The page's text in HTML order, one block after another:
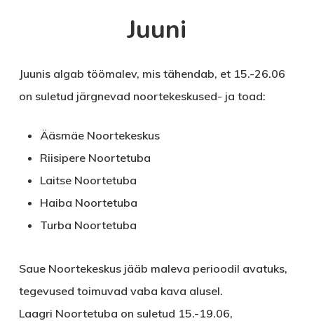
Juuni
Juunis algab töömalev, mis tähendab, et 15.-26.06
on suletud järgnevad noortekeskused- ja toad:
Ääsmäe Noortekeskus
Riisipere Noortetuba
Laitse Noortetuba
Haiba Noortetuba
Turba Noortetuba
Saue Noortekeskus jääb maleva perioodil avatuks,
tegevused toimuvad vaba kava alusel.
Laagri Noortetuba on suletud 15.-19.06,